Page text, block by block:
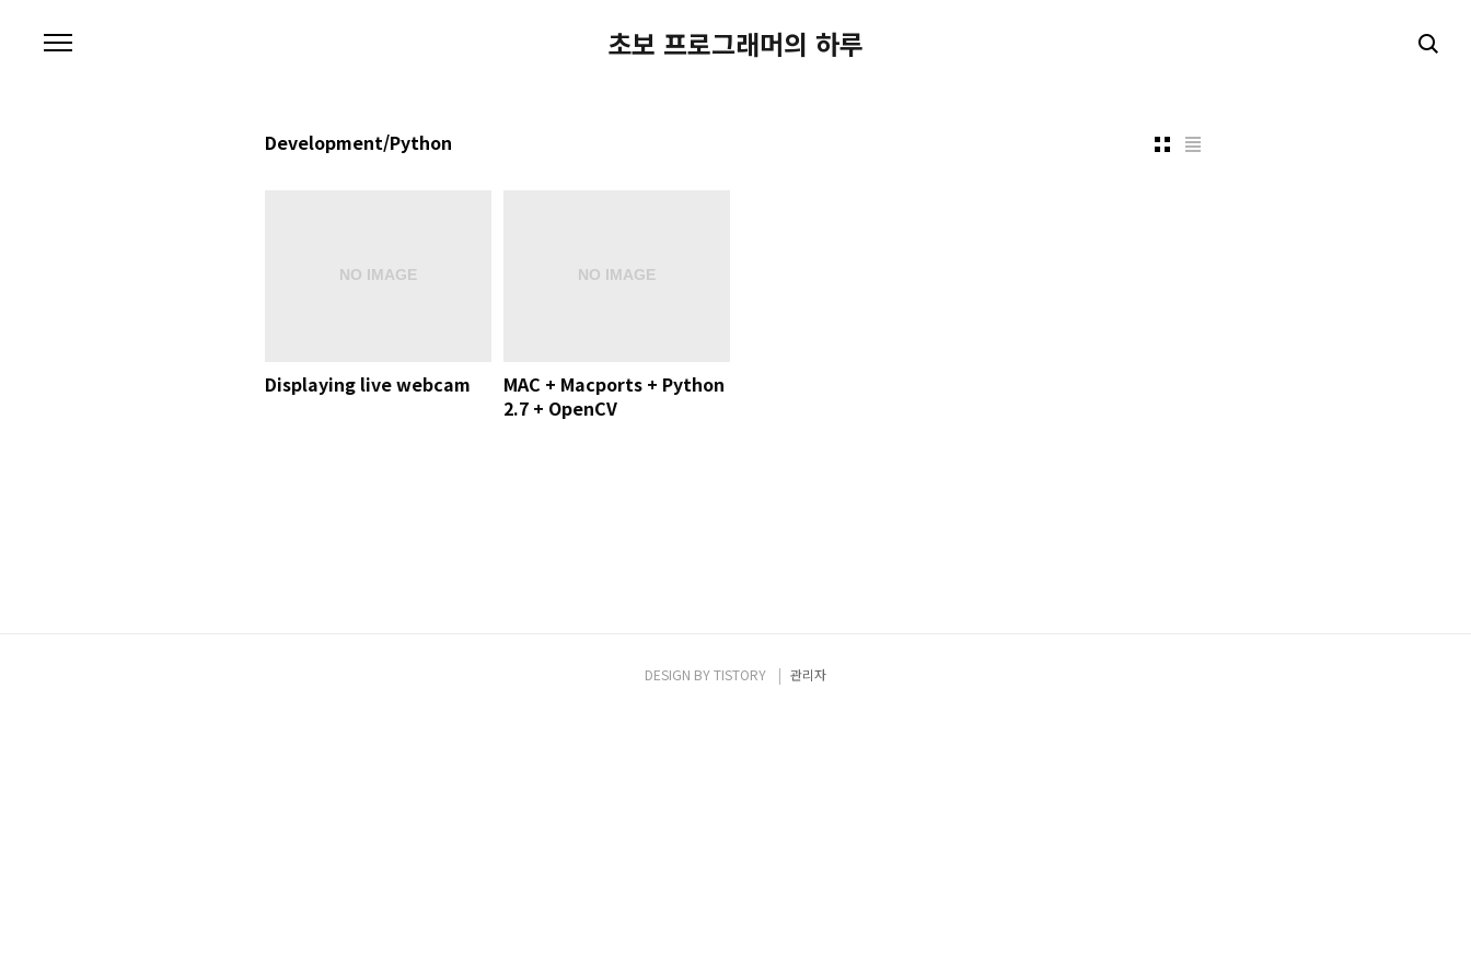
초보 프로그래머의 하루
Development/Python
Displaying live webcam
MAC + Macports + Python
2.7 + OpenCV
DESIGN BYTISTORY 관리자